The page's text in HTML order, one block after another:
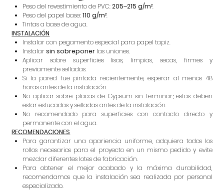
Peso del revestimiento de PVC:205–215 g/m².
Peso del papel base:110 g/m².
Tintas a base de agua.
INSTALACIÓN
Instalar con pegamento especial para papel tapiz.
Instalar sin sobreponer las uniones.
Aplicar sobre superficies lisas, limpias, secas, firmes y
previamente selladas.
Si la pared fue pintada recientemente, esperar al menos 48
horas antes de la instalación.
No aplicar sobre placas de Gypsum sin terminar; estas deben
estar estucadas y selladas antes de la instalación.
No recomendado para superficies con contacto directo y
permanente con el agua.
RECOMENDACIONES
Para garantizar una apariencia uniforme, adquiera todos los
rollos necesarios para el proyecto en un mismo pedido y evite
mezclar diferentes lotes de fabricación.
Para obtener el mejor acabado y la máxima durabilidad,
recomendamos que la instalación sea realizada por personal
especializado.